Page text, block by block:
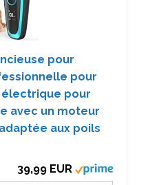
pour
pour
pour
avec un moteur
aux poils
39,99 EUR